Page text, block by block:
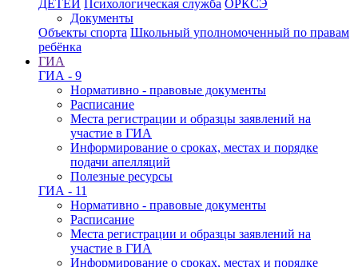
ДЕТЕЙ Психологическая служба ОРКСЭ
Документы
Объекты спорта Школьный уполномоченный по правам
ребёнка
ГИА
ГИА - 9
Нормативно - правовые документы
Расписание
Места регистрации и образцы заявлений на
участие в ГИА
Информирование о сроках, местах и порядке
подачи апелляций
Полезные ресурсы
ГИА - 11
Нормативно - правовые документы
Расписание
Места регистрации и образцы заявлений на
участие в ГИА
Информирование о сроках, местах и порядке